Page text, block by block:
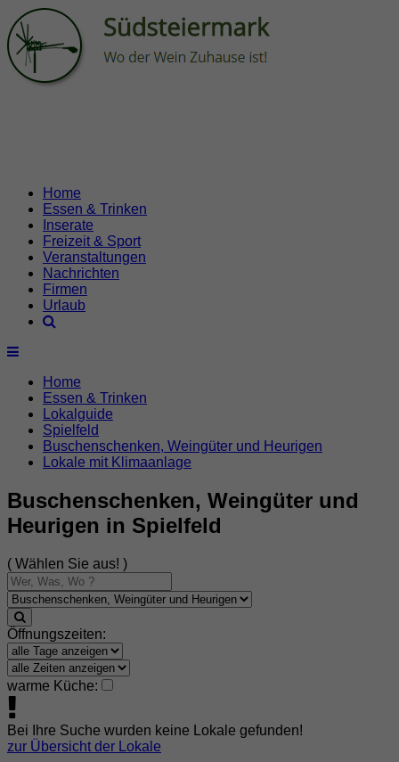
Home
Essen & Trinken
Inserate
Freizeit & Sport
Veranstaltungen
Nachrichten
Firmen
Urlaub
Home
Essen & Trinken
Lokalguide
Spielfeld
Buschenschenken, Weingüter und Heurigen
Lokale mit Klimaanlage
Buschenschenken, Weingüter und
Heurigen in Spielfeld
( Wählen Sie aus! )
Öffnungszeiten:
warme Küche:
Bei Ihre Suche wurden keine Lokale gefunden!
zur Übersicht der Lokale